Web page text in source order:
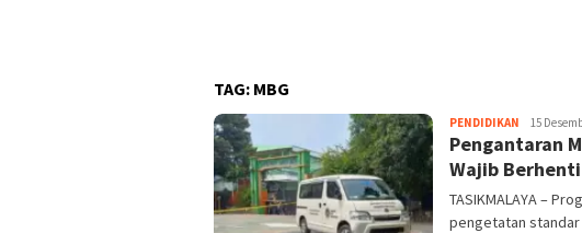
TAG: MBG
PENDIDIKAN Tim
Redaksi
15
Pengantaran
Wajib
TASIKMALAYA –
pengetatan